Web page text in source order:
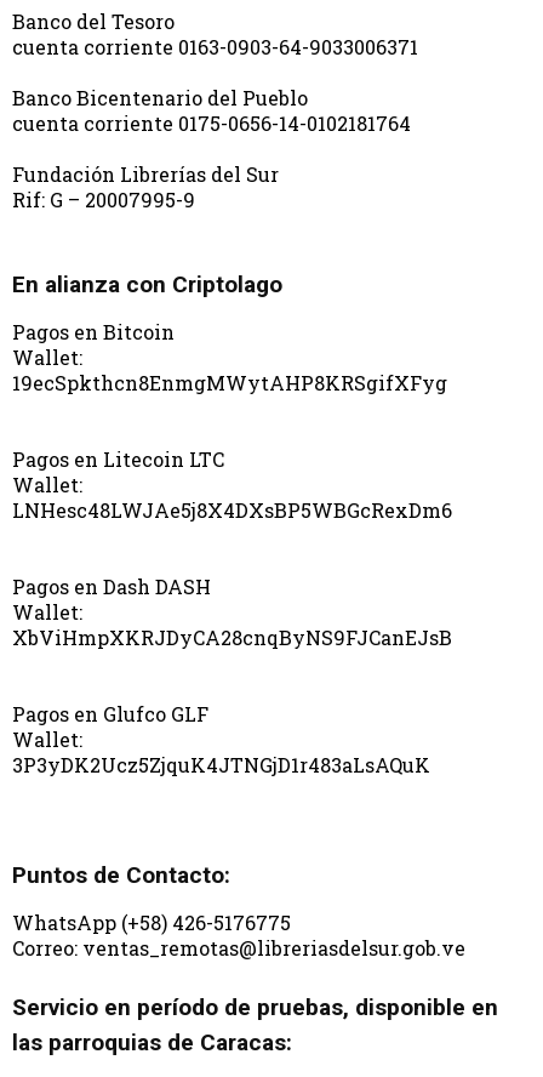
Banco del Tesoro
cuenta corriente 0163-0903-64-9033006371
Banco Bicentenario del Pueblo
cuenta corriente 0175-0656-14-0102181764
Fundación Librerías del Sur
Rif: G – 20007995-9
En alianza con Criptolago
Pagos en Bitcoin
Wallet:
19ecSpkthcn8EnmgMWytAHP8KRSgifXFyg
Pagos en Litecoin LTC
Wallet:
LNHesc48LWJAe5j8X4DXsBP5WBGcRexDm6
Pagos en Dash DASH
Wallet:
XbViHmpXKRJDyCA28cnqByNS9FJCanEJsB
Pagos en Glufco GLF
Wallet:
3P3yDK2Ucz5ZjquK4JTNGjD1r483aLsAQuK
Puntos de Contacto:
WhatsApp (+58) 426-5176775
Correo: ventas_remotas@libreriasdelsur.gob.ve
Servicio en período de pruebas, disponible en
las parroquias de Caracas: